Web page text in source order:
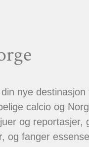
nye
calcio og
og
og fanger